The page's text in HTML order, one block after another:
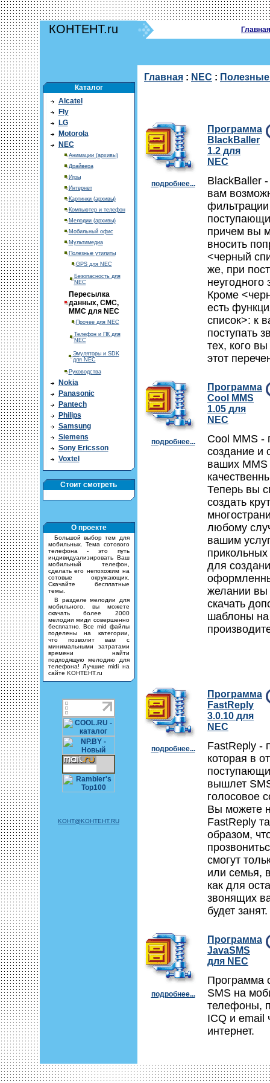
КОНТЕНТ.ru Главная
Каталог
Alcatel
Fly
LG
Motorola
NEC
Анимации (архивы)
Драйвера
Игры
Интернет
Картинки (архивы)
Компьютер и телефон
Мелодии (архивы)
Мобильный офис
Мультимедиа
Полезные утилиты
GPS для NEC
Безопасность для
NEC
Пересылка
данных, СМС,
ММС для NEC
Прочее для NEC
Телефон и ПК для
NEC
Эмуляторы и SDK
для NEC
Руководства
Nokia
Panasonic
Pantech
Philips
Samsung
Siemens
Sony Ericsson
Voxtel
Стоит смотреть
О проекте
Большой выбор тем для
мобильных. Тема сотового
телефона - это путь
индивидуализировать Ваш
мобильный телефон,
сделать его непохожим на
сотовые окружающих.
Скачайте бесплатные
темы.
В разделе мелодии для
мобильного, вы можете
скачать более 2000
мелодии миди совершенно
бесплатно. Все mid файлы
поделены на категории,
что позволит вам с
минимальными затратами
времени найти
подходящую мелодию для
телефона! Лучшие midi на
сайте KOHTEHT.ru
KOHT@KOHTEHT.RU
Главная : NEC :
подробнее...
Программа
BlackBaller
1.2 для
NEC
BlackBaller
вам
фильтрации
причем вы
вносить
<черный
же, при
неугодного
Кроме
есть
список>: к
поступать
тех, кого
этот
подробнее...
Программа
Cool MMS
1.05 для
NEC
Cool MMS -
создание и
ваших
Теперь вы
создать
любому
вашим
для
желании вы
скачать
шаблоны на
подробнее...
Программа
FastReply
3.0.10 для
NEC
FastReply -
которая в
вышлет
голосовое
Вы можете
FastReply
образом,
смогут
или семья,
как для
звонящих
будет занят.
подробнее...
Программа
JavaSMS
для NEC
Программа
SMS на
телефоны,
ICQ и email
интернет.